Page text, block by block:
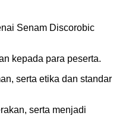
Senam Discorobic
kepada para peserta.
serta etika dan standar
serta menjadi